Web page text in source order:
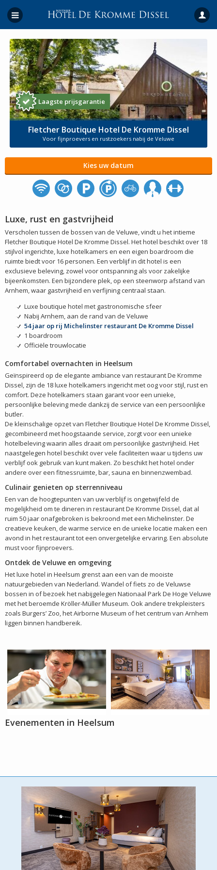
Laagste prijsgarantie
Fletcher Boutique Hotel De Kromme Dissel
Voor fijnproevers en rustzoekers nabij de Veluwe
Kies uw datum
Luxe, rust en gastvrijheid
Verscholen tussen de bossen van de Veluwe, vindt u het intieme
Fletcher Boutique Hotel De Kromme Dissel. Het hotel beschikt over 18
stijlvol ingerichte, luxe hotelkamers en een eigen boardroom die
ruimte biedt voor 16 personen. Een verblijf in dit hotel is een
exclusieve beleving, zowel voor ontspanning als voor zakelijke
bijeenkomsten. Een bijzondere plek, op een steenworp afstand van
Arnhem, waar gastvrijheid en verfijning centraal staan.
Luxe boutique hotel met gastronomische sfeer
Nabij Arnhem, aan de rand van de Veluwe
54 jaar op rij Michelinster restaurant De Kromme Dissel
1 boardroom
Officiële trouwlocatie
Comfortabel overnachten in Heelsum
Geïnspireerd op de elegante ambiance van restaurant De Kromme
Dissel, zijn de 18 luxe hotelkamers ingericht met oog voor stijl, rust en
comfort. Deze hotelkamers staan garant voor een unieke,
persoonlijke beleving mede dankzij de service van een persoonlijke
butler.
De kleinschalige opzet van Fletcher Boutique Hotel De Kromme Dissel,
gecombineerd met hoogstaande service, zorgt voor een unieke
hotelbeleving waarin alles draait om persoonlijke gastvrijheid. Het
naastgelegen hotel beschikt over vele faciliteiten waar u tijdens uw
verblijf ook gebruik van kunt maken. Zo beschikt het hotel onder
andere over een fitnessruimte, bar, sauna en binnenzwembad.
Culinair genieten op sterrenniveau
Een van de hoogtepunten van uw verblijf is ongetwijfeld de
mogelijkheid om te dineren in restaurant De Kromme Dissel, dat al
ruim 50 jaar onafgebroken is bekroond met een Michelinster. De
creatieve keuken, de warme service en de unieke locatie maken een
avond in het restaurant tot een onvergetelijke ervaring. Een absolute
must voor fijnproevers.
Ontdek de Veluwe en omgeving
Het luxe hotel in Heelsum grenst aan een van de mooiste
natuurgebieden van Nederland. Wandel of fiets zo de Veluwse
bossen in of bezoek het nabijgelegen Nationaal Park De Hoge Veluwe
met het beroemde Kröller-Müller Museum. Ook andere trekpleisters
zoals Burgers’ Zoo, het Airborne Museum of het centrum van Arnhem
liggen binnen handbereik.
Evenementen in Heelsum